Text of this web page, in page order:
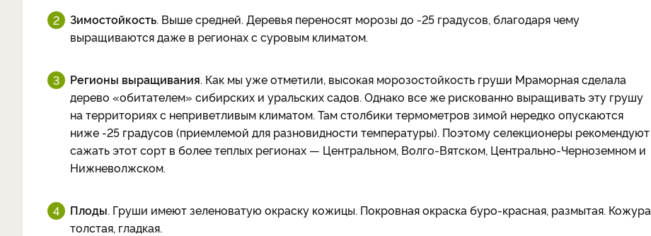
Зимостойкость. Выше средней. Деревья переносят морозы до -25 градусов, благодаря чему
выращиваются даже в регионах с суровым климатом.
Регионы выращивания. Как мы уже отметили, высокая морозостойкость груши Мраморная сделала
дерево «обитателем» сибирских и уральских садов. Однако все же рискованно выращивать эту грушу
на территориях с неприветливым климатом. Там столбики термометров зимой нередко опускаются
ниже -25 градусов (приемлемой для разновидности температуры). Поэтому селекционеры рекомендуют
сажать этот сорт в более теплых регионах — Центральном, Волго-Вятском, Центрально-Черноземном и
Нижневолжском.
Плоды. Груши имеют зеленоватую окраску кожицы. Покровная окраска буро-красная, размытая. Кожура
толстая, гладкая.